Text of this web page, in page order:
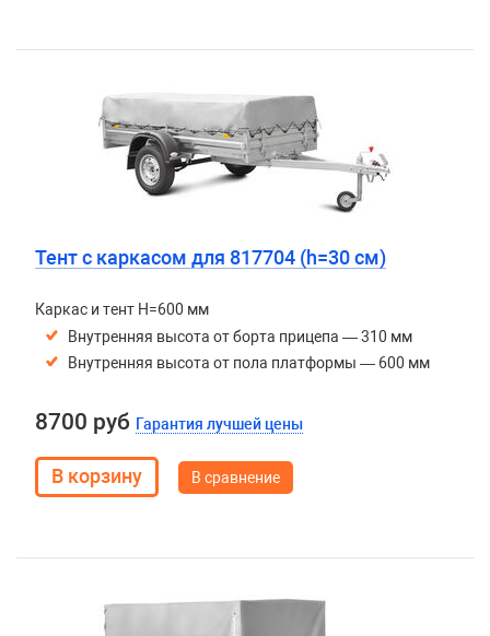
Тент с каркасом для 817704 (h=30 см)
Каркас и тент H=600 мм
Внутренняя высота от борта прицепа — 310 мм
Внутренняя высота от пола платформы — 600 мм
8700 руб Гарантия лучшей цены
В сравнение